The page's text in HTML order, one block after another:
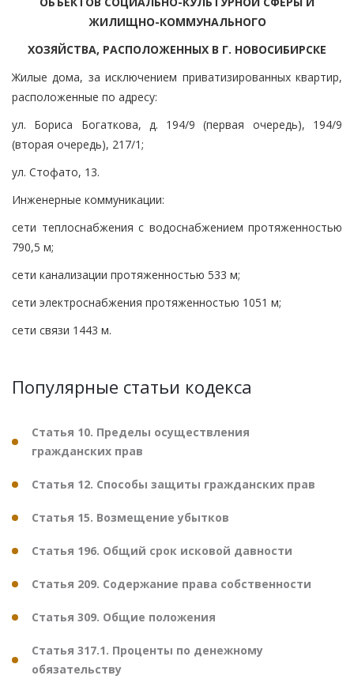
ЖИЛИЩНО-КОММУНАЛЬНОГО
ХОЗЯЙСТВА, РАСПОЛОЖЕННЫХ В Г. НОВОСИБИРСКЕ
Жилые дома, за исключением приватизированных квартир,
расположенные по адресу:
ул. Бориса Богаткова, д. 194/9 (первая очередь), 194/9
(вторая очередь), 217/1;
ул. Стофато, 13.
Инженерные коммуникации:
сети теплоснабжения с водоснабжением протяженностью
790,5 м;
сети канализации протяженностью 533 м;
сети электроснабжения протяженностью 1051 м;
сети связи 1443 м.
Популярные статьи кодекса
Статья 10. Пределы осуществления
гражданских прав
Статья 12. Способы защиты гражданских прав
Статья 15. Возмещение убытков
Статья 196. Общий срок исковой давности
Статья 209. Содержание права собственности
Статья 309. Общие положения
Статья 317.1. Проценты по денежному
обязательству